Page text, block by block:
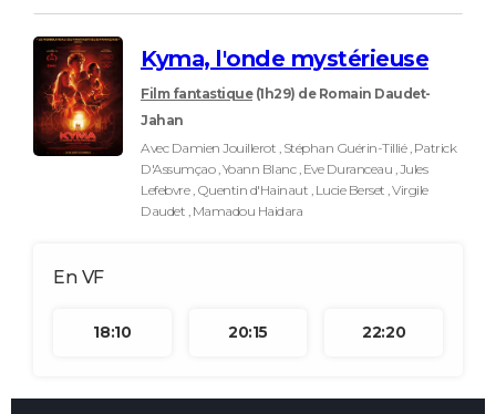
Kyma, l'onde mystérieuse
Film fantastique (1h29) de Romain Daudet-
Jahan
Avec Damien Jouillerot , Stéphan Guérin-Tillié , Patrick
D'Assumçao , Yoann Blanc , Eve Duranceau , Jules
Lefebvre , Quentin d'Hainaut , Lucie Berset , Virgile
Daudet , Mamadou Haidara
18:10 20:15 22:20